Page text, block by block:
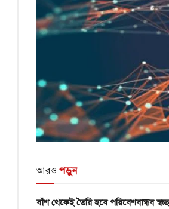
আরও পড়ুন
বাঁশ থেকেই তৈরি হবে পরিবেশবান্ধব